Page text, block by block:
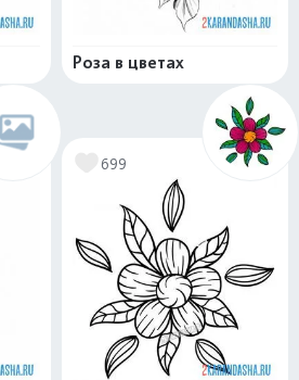
Роза в цветах
699